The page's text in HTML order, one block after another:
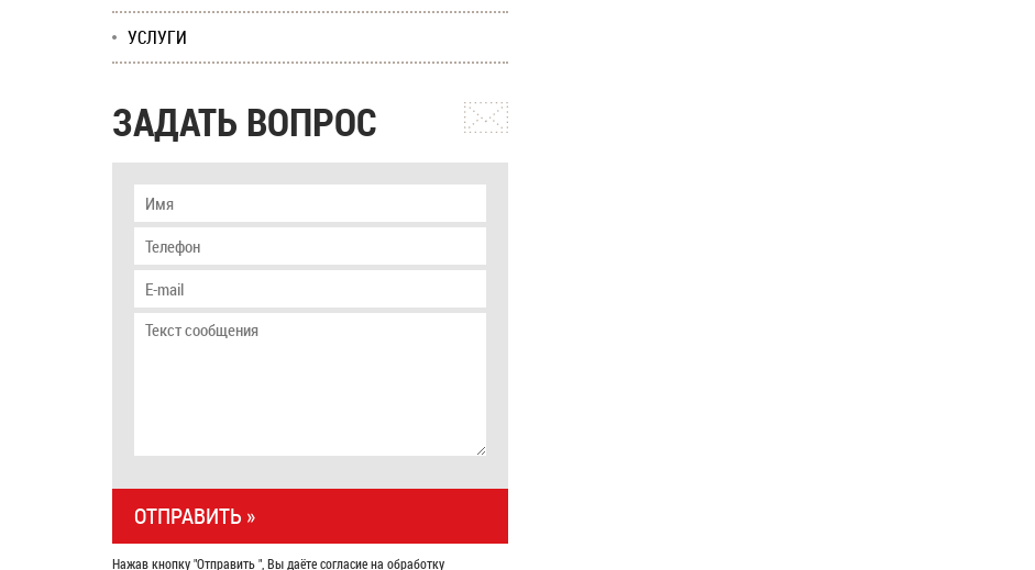
УСЛУГИ
ЗАДАТЬ ВОПРОС
Нажав кнопку "Отправить ", Вы даёте согласие на обработку